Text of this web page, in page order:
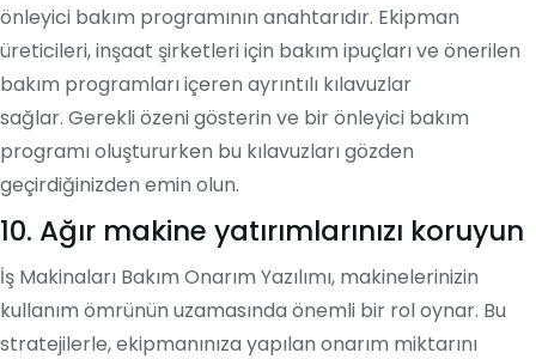
önleyici bakım programının anahtarıdır. Ekipman
üreticileri, inşaat şirketleri için bakım ipuçları ve önerilen
bakım programları içeren ayrıntılı kılavuzlar
sağlar. Gerekli özeni gösterin ve bir önleyici bakım
programı oluştururken bu kılavuzları gözden
geçirdiğinizden emin olun.
10. Ağır makine yatırımlarınızı koruyun
İş Makinaları Bakım Onarım Yazılımı, makinelerinizin
kullanım ömrünün uzamasında önemli bir rol oynar. Bu
stratejilerle, ekipmanınıza yapılan onarım miktarını